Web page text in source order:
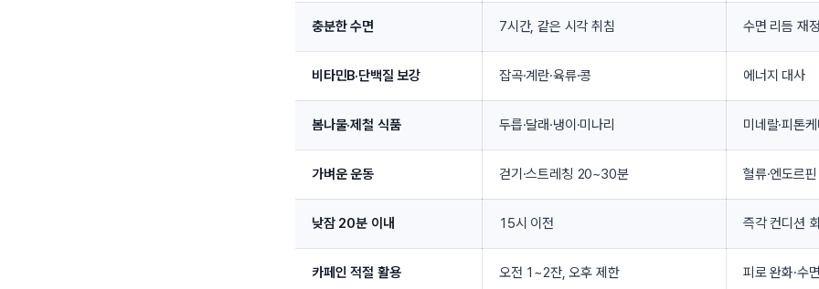
충분한 수면 7시간, 같은 시각 취침 수면 리듬 재
비타민B·단백질 보강 잡곡·계란·육류·콩 에너지 대사
봄나물·제철 식품 두릅·달래·냉이·미나리 미네랄·피톤
가벼운 운동 걷기·스트레칭 20~30분 혈류·엔도르핀
낮잠 20분 이내 15시 이전 즉각 컨디션
카페인 적절 활용 오전 1~2잔, 오후 제한 피로 완화·수